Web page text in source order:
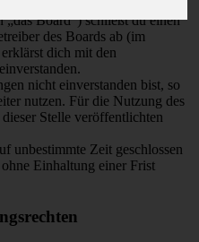
Board“) schließt du einen
des Boards ab (im
dich mit den
nicht einverstanden bist, so
nutzen. Für die Nutzung des
Stelle veröffentlichten
unbestimmte Zeit geschlossen
Einhaltung einer Frist